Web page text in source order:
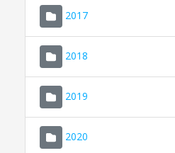
2017
2018
2019
2020